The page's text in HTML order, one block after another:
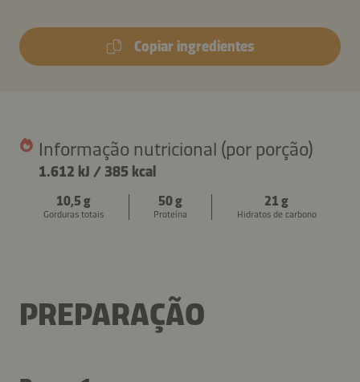
Copiar ingredientes
Informação nutricional (por porção)
1.612 kJ / 385 kcal
10,5 g
Gorduras totais
50 g
Proteína
21 g
Hidratos de carbono
PREPARAÇÃO